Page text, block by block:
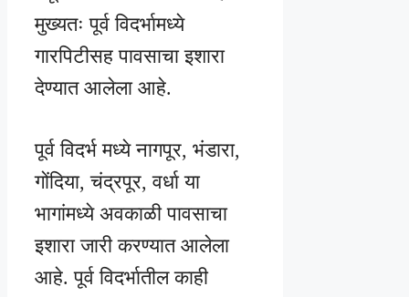
मुख्यतः पूर्व विदर्भामध्ये
गारपिटीसह पावसाचा इशारा
देण्यात आलेला आहे.
पूर्व विदर्भ मध्ये नागपूर, भंडारा,
गोंदिया, चंद्रपूर, वर्धा या
भागांमध्ये अवकाळी पावसाचा
इशारा जारी करण्यात आलेला
आहे. पूर्व विदर्भातील काही